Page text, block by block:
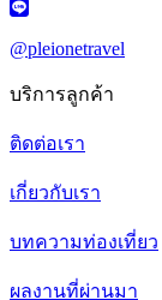
@pleionetravel
บริการลูกค้า
ติดต่อเรา
เกี่ยวกับเรา
บทความท่องเที่ยว
ผลงานที่ผ่านมา